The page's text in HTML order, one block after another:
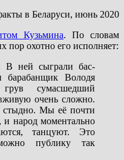
в Беларуси, июнь 2020
Кузьмина. По словам
пор охотно его исполняет:
В ней сыграли бас-
Володя
сумасшедший
очень сложно.
стыдно. Мы её почти
и народ моментально
танцуют. Это
публику так